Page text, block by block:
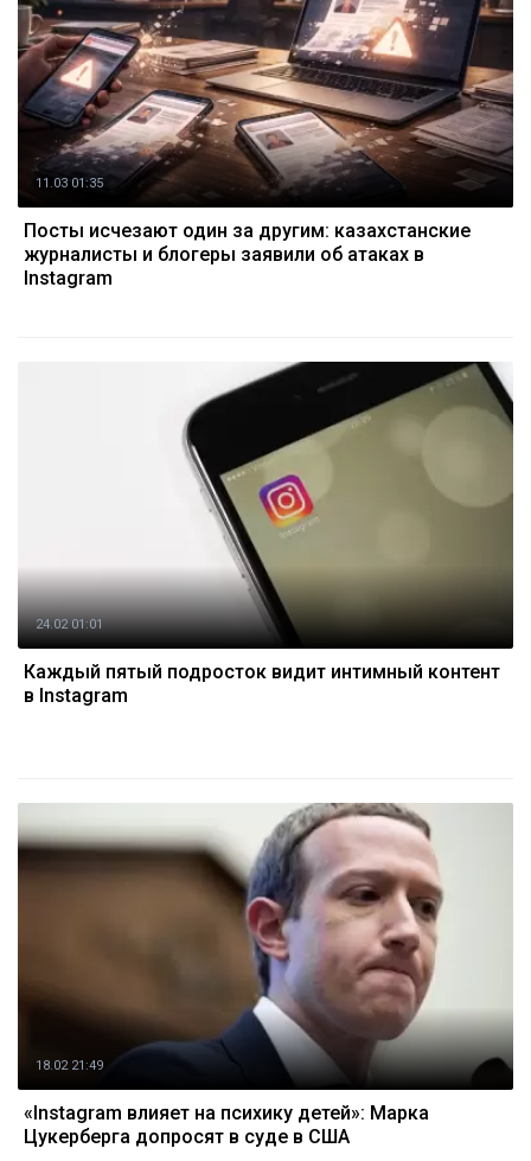
11.03 01:35
Посты исчезают один за другим: казахстанские
журналисты и блогеры заявили об атаках в
Instagram
24.02 01:01
Каждый пятый подросток видит интимный контент
в Instagram
18.02 21:49
«Instagram влияет на психику детей»: Марка
Цукерберга допросят в суде в США